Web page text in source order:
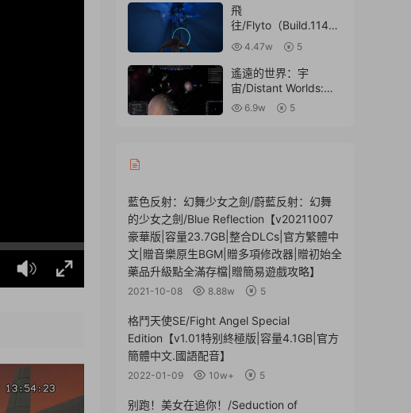
飛
往/Flyto（Build.1143
9253）
4.47w 5
遙遠的世界：宇
宙/Distant Worlds:
Universe【v1.9.5.10|
6.9w 5
藍色反射：幻舞少女之劍/蔚藍反射：幻舞
的少女之劍/Blue Reflection【v20211007
豪華版|容量23.7GB|整合DLCs|官方繁體中
文|贈音樂原生BGM|贈多項修改器|贈初始全
藥品升級點全滿存檔|贈簡易遊戲攻略】
2021-10-08 8.88w 5
格鬥天使SE/Fight Angel Special
Edition【v1.01特别終極版|容量4.1GB|官方
簡體中文.國語配音】
2022-01-09 10w+ 5
别跑！美女在追你！/Seduction of